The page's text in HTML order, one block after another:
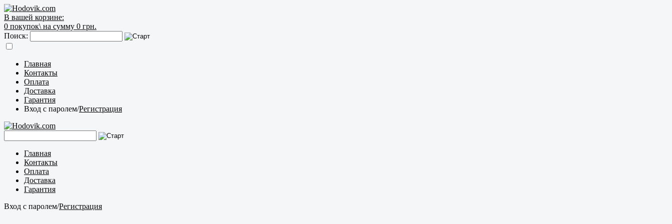
В вашей корзине:
0 покупок\ на сумму 0 грн.
Поиск:
Главная
Контакты
Оплата
Доставка
Гарантия
Вход с паролем/Регистрация
Главная
Контакты
Оплата
Доставка
Гарантия
Вход с паролем/Регистрация